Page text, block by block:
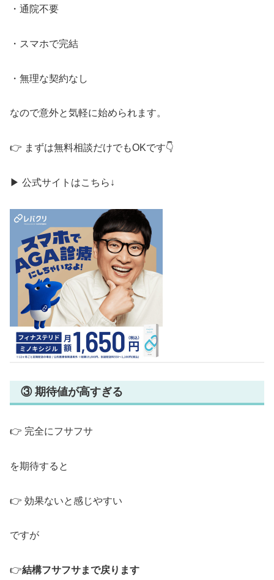
・通院不要
・スマホで完結
・無理な契約なし
なので意外と気軽に始められます。
👉 まずは無料相談だけでもOKです👇
▶ 公式サイトはこちら↓
③ 期待値が高すぎる
👉 完全にフサフサ
を期待すると
👉 効果ないと感じやすい
ですが
👉結構フサフサまで戻ります